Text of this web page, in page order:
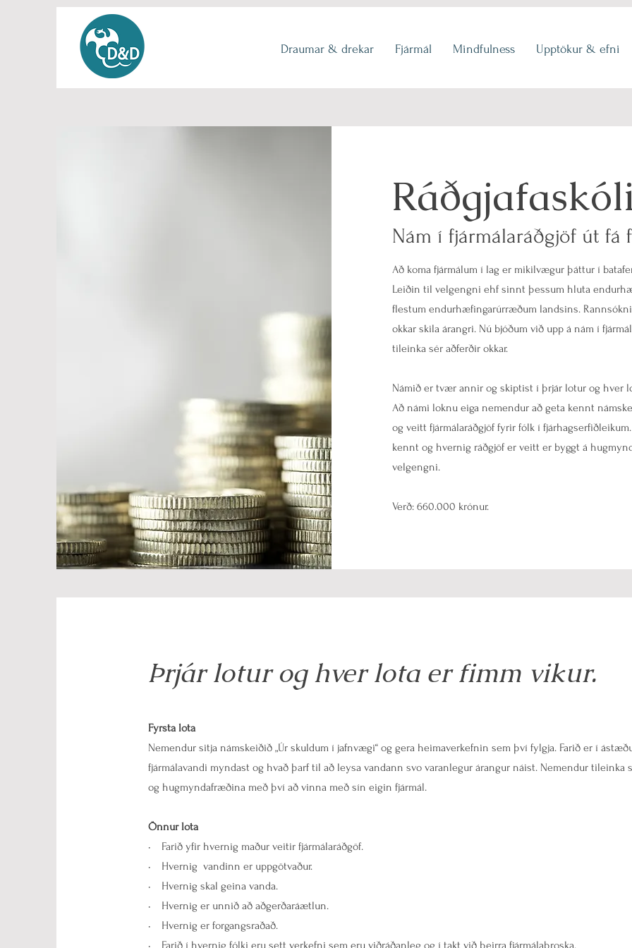
Draumar & drekar Fjármál Mindfulness Upptökur & efni
Nám í fjármálaráðgjöf út fá
Að koma fjármálum í lag er mikilvægur þáttur í
Leiðin til velgengni ehf sinnt þessum hluta
flestum endurhæfingarúrræðum landsins.
okkar skila árangri. Nú bjóðum við upp á nám í
tileinka sér aðferðir okkar.
Námið er tvær annir og skiptist í þrjár lotur og hver
Að námi loknu eiga nemendur að geta kennt
og veitt fjármálaráðgjöf fyrir fólk í
kennt og hvernig ráðgjöf er veitt er byggt á
velgengni.
Verð: 660.000 krónur.
Þrjár lotur og hver lota er fimm vikur.
Fyrsta lota
Nemendur sitja námskeiðið „Úr skuldum í jafnvægi“ og gera heimaverkefnin sem því fylgja. Farið er í
fjármálavandi myndast og hvað þarf til að leysa vandann svo varanlegur árangur náist. Nemendur tileinka
og hugmyndafræðina með því að vinna með sín eigin fjármál.
Önnur lota
• Farið yfir hvernig maður veitir fjármálaráðgöf.
• Hvernig vandinn er uppgötvaður.
• Hvernig skal geina vanda.
• Hvernig er unnið að aðgerðaráætlun.
• Hvernig er forgangsraðað.
• Farið í hvernig fólki eru sett verkefni sem eru viðráðanleg og í takt við þeirra fjármálaþroska.